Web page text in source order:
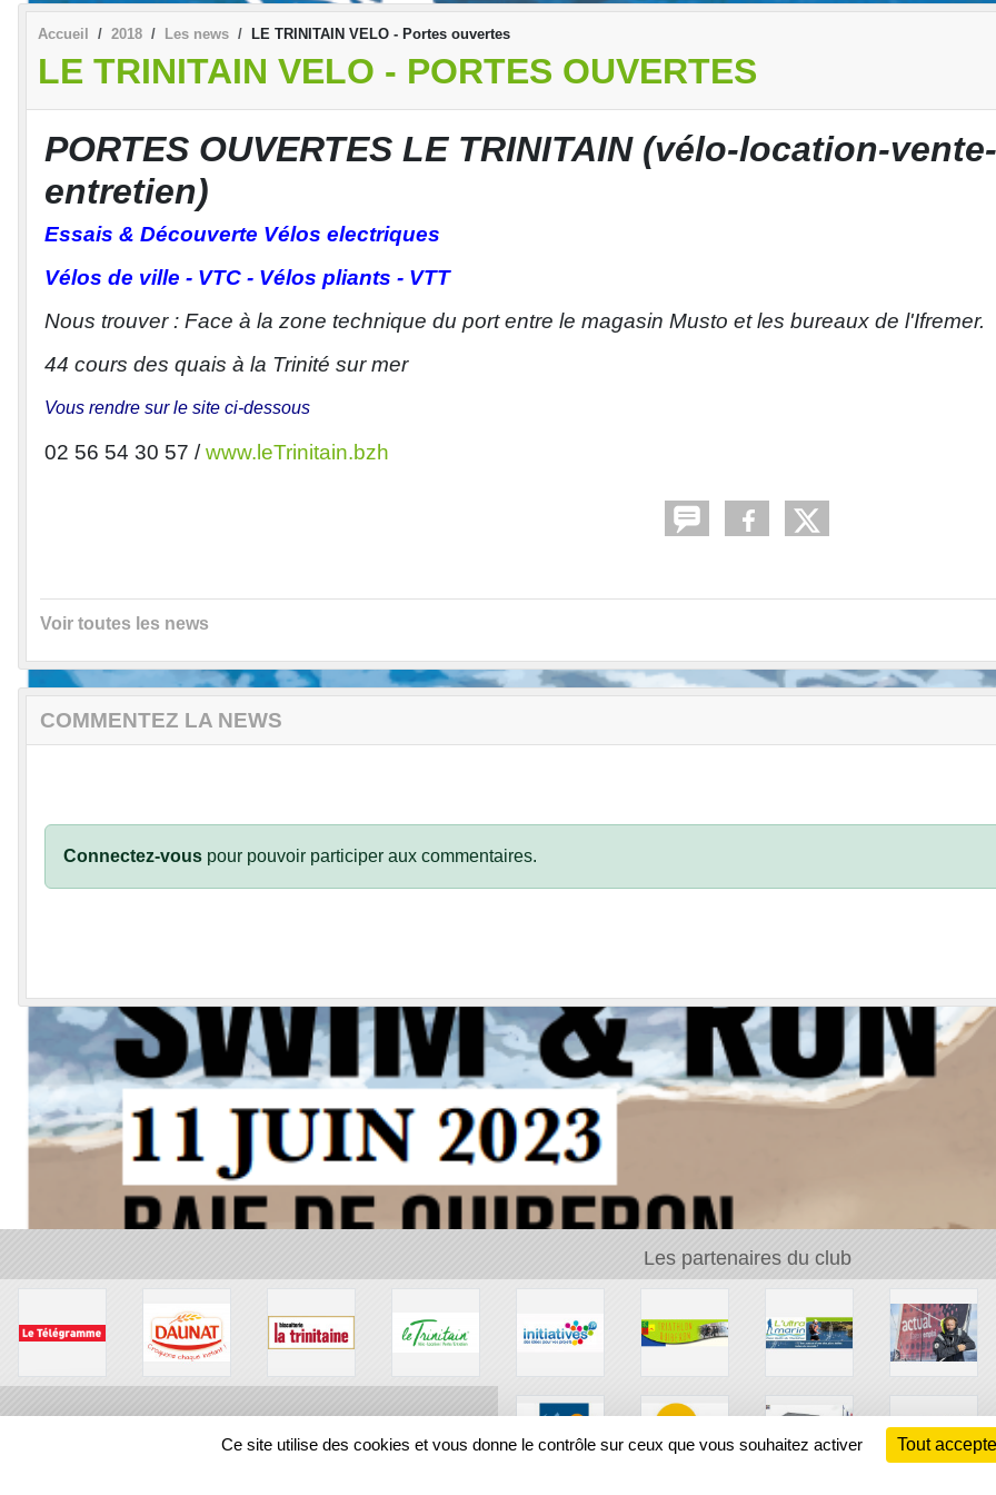
Accueil 2018 Les news LE TRINITAIN VELO - Portes ouvertes
LE TRINITAIN VELO - PORTES OUVERTES
PORTES OUVERTES LE TRINITAIN (vélo-location-vente-
entretien)
Essais & Découverte Vélos electriques
Vélos de ville - VTC - Vélos pliants - VTT
Nous trouver : Face à la zone technique du port entre le magasin Musto et les bureaux de l'Ifremer.
44 cours des quais à la Trinité sur mer
Vous rendre sur le site ci-dessous
02 56 54 30 57 /www.leTrinitain.bzh
Voir toutes les news
COMMENTEZ LA NEWS
Connectez-vous pour pouvoir participer aux commentaires.
Les partenaires du club
Ce site utilise des cookies et vous donne le contrôle sur ceux que vous souhaitez activer Tout